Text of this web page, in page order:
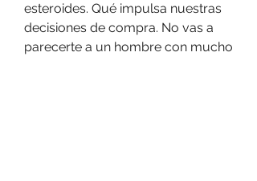
esteroides. Qué impulsa nuestras
decisiones de compra. No vas a
parecerte a un hombre con mucho